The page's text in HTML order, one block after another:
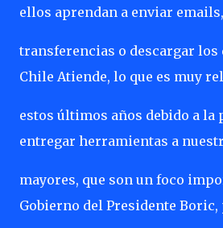
ellos aprendan a enviar
transferencias o descargar los
Chile Atiende, lo que es muy
estos últimos años debido a la
entregar herramientas a
mayores, que son un foco
Gobierno del Presidente Boric,